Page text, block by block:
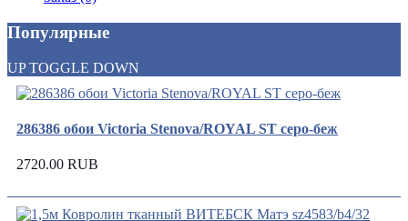
Популярные
UP TOGGLE DOWN
286386 обои Victoria Stenova/ROYAL ST серо-беж
2720.00 RUB